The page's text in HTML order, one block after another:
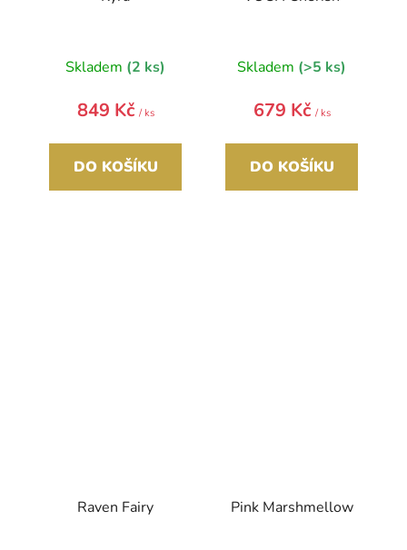
Skladem (2 ks)
849 Kč / ks
DO KOŠÍKU
Skladem (>5 ks)
679 Kč / ks
DO KOŠÍKU
Raven Fairy Pink Marshmellow